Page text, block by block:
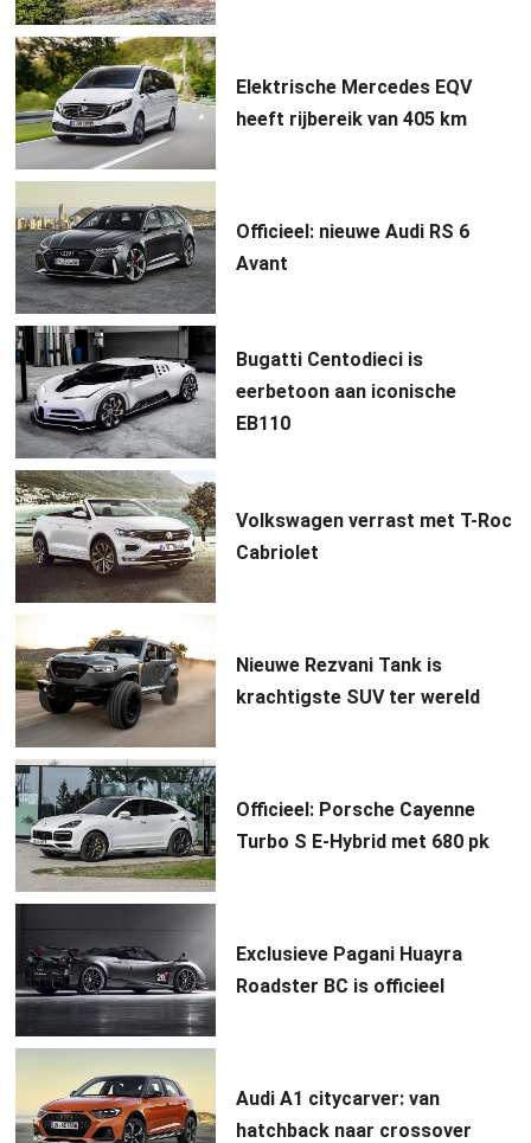
Elektrische Mercedes EQV
heeft rijbereik van 405 km
Officieel: nieuwe Audi RS 6
Avant
Bugatti Centodieci is
eerbetoon aan iconische
EB110
Volkswagen verrast met T-Roc
Cabriolet
Nieuwe Rezvani Tank is
krachtigste SUV ter wereld
Officieel: Porsche Cayenne
Turbo S E-Hybrid met 680 pk
Exclusieve Pagani Huayra
Roadster BC is officieel
Audi A1 citycarver: van
hatchback naar crossover